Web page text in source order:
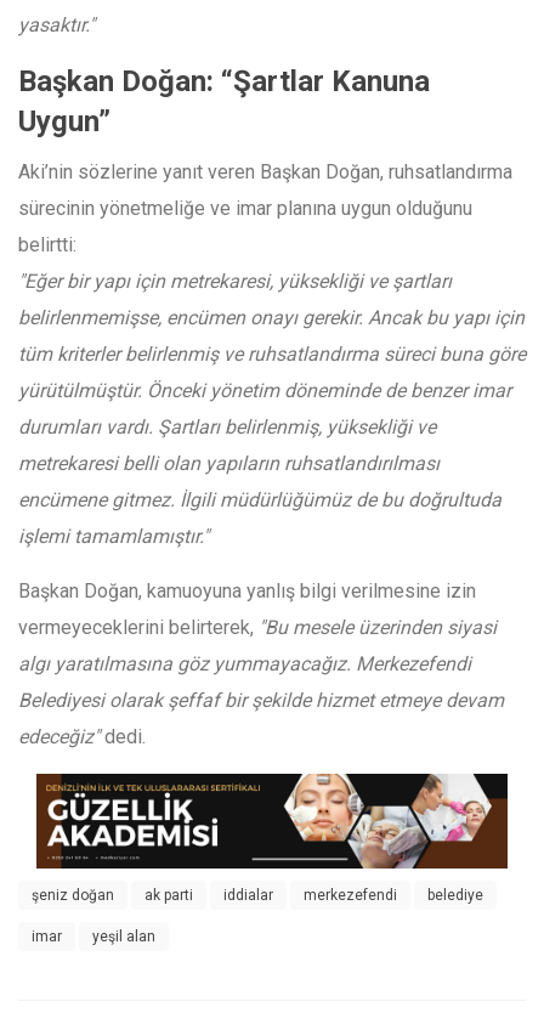
yasaktır."
Başkan Doğan: “Şartlar Kanuna
Uygun”
Aki’nin sözlerine yanıt veren Başkan Doğan, ruhsatlandırma
sürecinin yönetmeliğe ve imar planına uygun olduğunu
belirtti:
"Eğer bir yapı için metrekaresi, yüksekliği ve şartları
belirlenmemişse, encümen onayı gerekir. Ancak bu yapı için
tüm kriterler belirlenmiş ve ruhsatlandırma süreci buna göre
yürütülmüştür. Önceki yönetim döneminde de benzer imar
durumları vardı. Şartları belirlenmiş, yüksekliği ve
metrekaresi belli olan yapıların ruhsatlandırılması
encümene gitmez. İlgili müdürlüğümüz de bu doğrultuda
işlemi tamamlamıştır."
Başkan Doğan, kamuoyuna yanlış bilgi verilmesine izin
vermeyeceklerini belirterek, "Bu mesele üzerinden siyasi
algı yaratılmasına göz yummayacağız. Merkezefendi
Belediyesi olarak şeffaf bir şekilde hizmet etmeye devam
edeceğiz"dedi.
şeniz doğan ak parti iddialar merkezefendi belediye
imar yeşil alan